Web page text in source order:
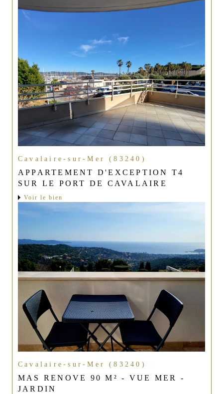
Cavalaire-sur-Mer (83240)
APPARTEMENT D'EXCEPTION T4
SUR LE PORT DE CAVALAIRE
Voir le bien
Cavalaire-sur-Mer (83240)
MAS RENOVE 90 M² - VUE MER -
JARDIN